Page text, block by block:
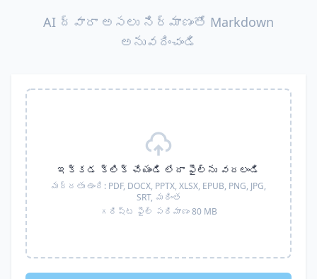
AI ద్వారా అసలు నిర్మాణంతో Markdown
అనువదించండి
ఇక్కడ క్లిక్ చేయండి లేదా ఫైల్‌ను వదలండి
మద్దతు ఉంది: PDF, DOCX, PPTX, XLSX, EPUB, PNG, JPG,
SRT, మరింత
గరిష్ట ఫైల్ పరిమాణం 80 MB